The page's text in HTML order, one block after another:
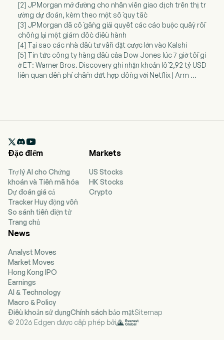
[2] JPMorgan mở đường cho nhân viên giao dịch trên thị tr
ường dự đoán, kèm theo một số quy tắc
[3] JPMorgan đã cố gắng giải quyết các cáo buộc quấy rối
chống lại một giám đốc điều hành
[4] Tại sao các nhà đầu tư vẫn đặt cược lớn vào Kalshi
[5] Tin tức công ty hàng đầu của Dow Jones lúc 7 giờ tối gi
ờ ET: Warner Bros. Discovery ghi nhận khoản lỗ 2,92 tỷ USD
liên quan đến phí chấm dứt hợp đồng với Netflix | Arm ...

Đặc điểm
Trợ lý AI cho Chứng
khoán và Tiền mã hóa
Dự đoán giá cả
Tracker Huy động vốn
So sánh tiền điện tử
Trang chủ
Markets
US Stocks
HK Stocks
Crypto
News
Analyst Moves
Market Moves
Hong Kong IPO
Earnings
AI & Technology
Macro & Policy
Điều khoản sử dụngChính sách bảo mậtSitemap
© 2026 Edgen được cấp phép bởi